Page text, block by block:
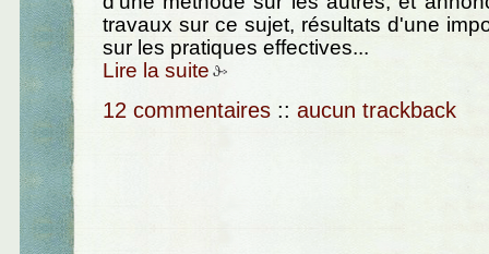
travaux sur ce sujet, résultats d'une
sur les pratiques effectives...
Lire la suite
12 commentaires :: aucun trackback